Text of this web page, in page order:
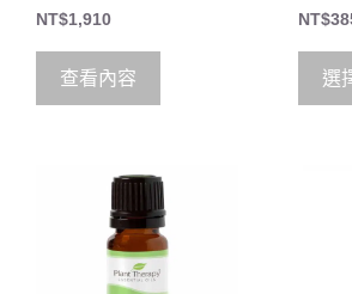
0
o
t
5
NT$1,910
查看內容
0
o
t
5
NT$
選